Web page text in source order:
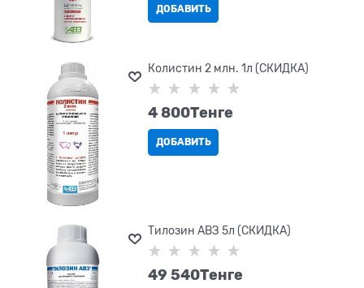
ДОБАВИТЬ
Колистин 2 млн. 1л (СКИДКА)
4 800Tенге
ДОБАВИТЬ
Тилозин АВЗ 5л (СКИДКА)
49 540Tенге